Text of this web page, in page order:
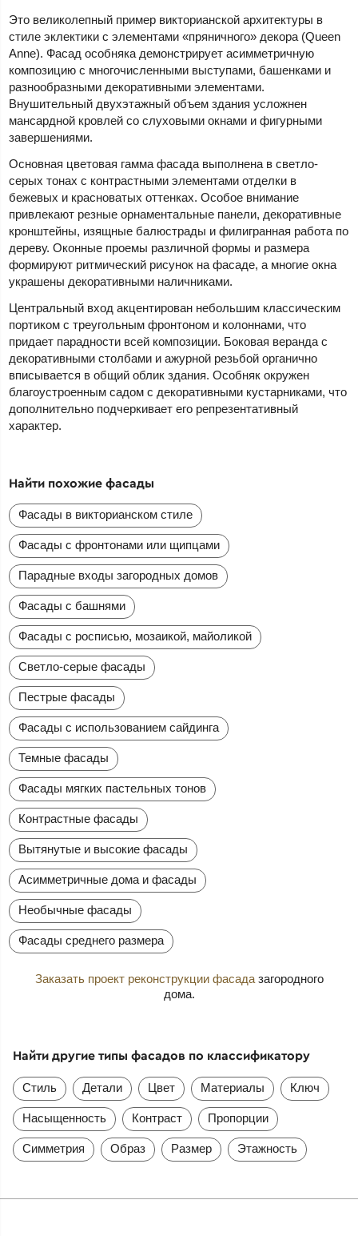
Это великолепный пример викторианской архитектуры в
стиле эклектики с элементами «пряничного» декора (Queen
Anne). Фасад особняка демонстрирует асимметричную
композицию с многочисленными выступами, башенками и
разнообразными декоративными элементами.
Внушительный двухэтажный объем здания усложнен
мансардной кровлей со слуховыми окнами и фигурными
завершениями.
Основная цветовая гамма фасада выполнена в светло-
серых тонах с контрастными элементами отделки в
бежевых и красноватых оттенках. Особое внимание
привлекают резные орнаментальные панели, декоративные
кронштейны, изящные балюстрады и филигранная работа по
дереву. Оконные проемы различной формы и размера
формируют ритмический рисунок на фасаде, а многие окна
украшены декоративными наличниками.
Центральный вход акцентирован небольшим классическим
портиком с треугольным фронтоном и колоннами, что
придает парадности всей композиции. Боковая веранда с
декоративными столбами и ажурной резьбой органично
вписывается в общий облик здания. Особняк окружен
благоустроенным садом с декоративными кустарниками, что
дополнительно подчеркивает его репрезентативный
характер.
Найти похожие фасады
Фасады в викторианском стиле
Фасады с фронтонами или щипцами
Парадные входы загородных домов
Фасады с башнями
Фасады с росписью, мозаикой, майоликой
Светло-серые фасады
Пестрые фасады
Фасады с использованием сайдинга
Темные фасады
Фасады мягких пастельных тонов
Контрастные фасады
Вытянутые и высокие фасады
Асимметричные дома и фасады
Необычные фасады
Фасады среднего размера
Заказать проект реконструкции фасадазагородного
дома.
Найти другие типы фасадов по классификатору
Стиль Детали Цвет Материалы Ключ
Насыщенность Контраст Пропорции
Симметрия Образ Размер Этажность